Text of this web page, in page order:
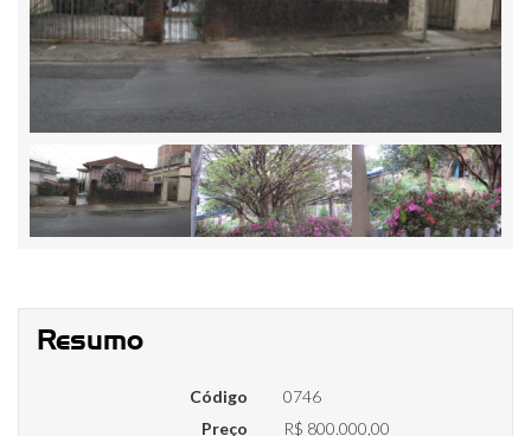
Resumo
Código
0746
Preço
R$ 800.000,00